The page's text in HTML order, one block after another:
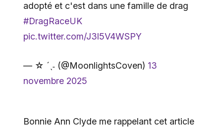
adopté et c'est dans une famille de drag
#DragRaceUK
pic.twitter.com/J3l5V4WSPY
— ☆ ˊˎ˗ (@MoonlightsCoven) 13
novembre 2025
Bonnie Ann Clyde me rappelant cet article